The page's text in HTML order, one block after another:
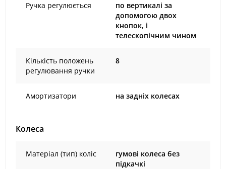
Ручка регулюється
по вертикалі за
допомогою двох
кнопок, і
телескопічним чином
Кількість положень
регулювання ручки
8
Амортизатори на задніх колесах
Колеса
Матеріал (тип) коліс
гумові колеса без
підкачкі